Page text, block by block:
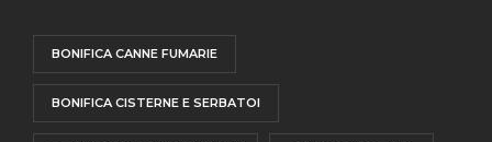
BONIFICA CANNE FUMARIE
BONIFICA CISTERNE E SERBATOI